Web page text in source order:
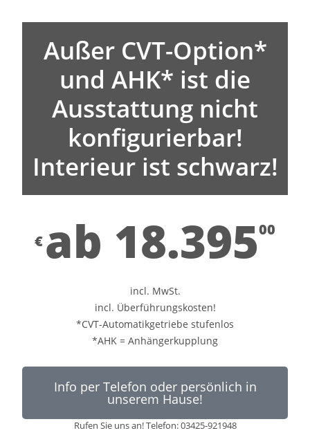
Außer CVT-Option*
und AHK* ist die
Ausstattung nicht
konfigurierbar!
Interieur ist schwarz!
€ab 18.39500
incl. MwSt.
incl. Überführungskosten!
*CVT-Automatikgetriebe stufenlos
*AHK = Anhängerkupplung
Info per Telefon oder persönlich in
unserem Hause!
Rufen Sie uns an! Telefon: 03425-921948